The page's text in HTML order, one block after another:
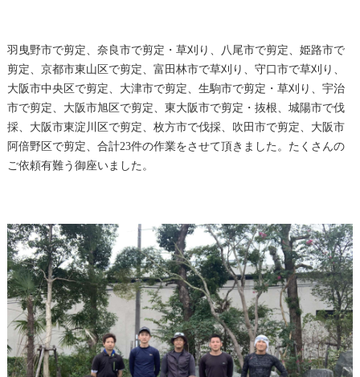
羽曳野市で剪定、奈良市で剪定・草刈り、八尾市で剪定、姫路市で
剪定、京都市東山区で剪定、富田林市で草刈り、守口市で草刈り、
大阪市中央区で剪定、大津市で剪定、生駒市で剪定・草刈り、宇治
市で剪定、大阪市旭区で剪定、東大阪市で剪定・抜根、城陽市で伐
採、大阪市東淀川区で剪定、枚方市で伐採、吹田市で剪定、大阪市
阿倍野区で剪定、合計23件の作業をさせて頂きました。たくさんの
ご依頼有難う御座いました。